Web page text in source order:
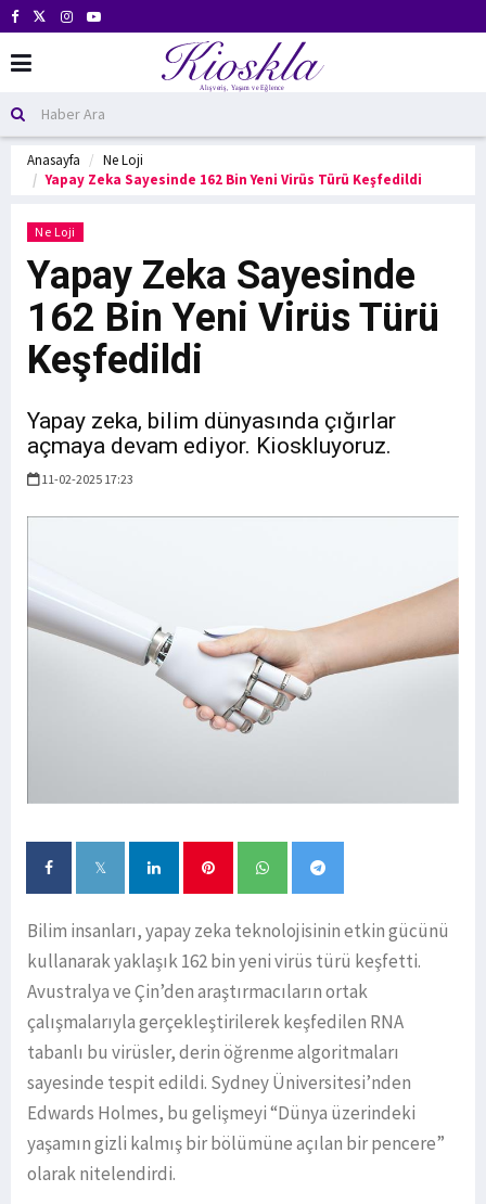
Anasayfa
Ne Loji
Yapay Zeka Sayesinde 162 Bin Yeni Virüs Türü Keşfedildi
Ne Loji
Yapay Zeka Sayesinde
162 Bin Yeni Virüs Türü
Keşfedildi
Yapay zeka, bilim dünyasında çığırlar
açmaya devam ediyor. Kioskluyoruz.
11-02-2025 17:23
Bilim insanları, yapay zeka teknolojisinin etkin gücünü
kullanarak yaklaşık 162 bin yeni virüs türü keşfetti.
Avustralya ve Çin’den araştırmacıların ortak
çalışmalarıyla gerçekleştirilerek keşfedilen RNA
tabanlı bu virüsler, derin öğrenme algoritmaları
sayesinde tespit edildi. Sydney Üniversitesi’nden
Edwards Holmes, bu gelişmeyi “Dünya üzerindeki
yaşamın gizli kalmış bir bölümüne açılan bir pencere”
olarak nitelendirdi.